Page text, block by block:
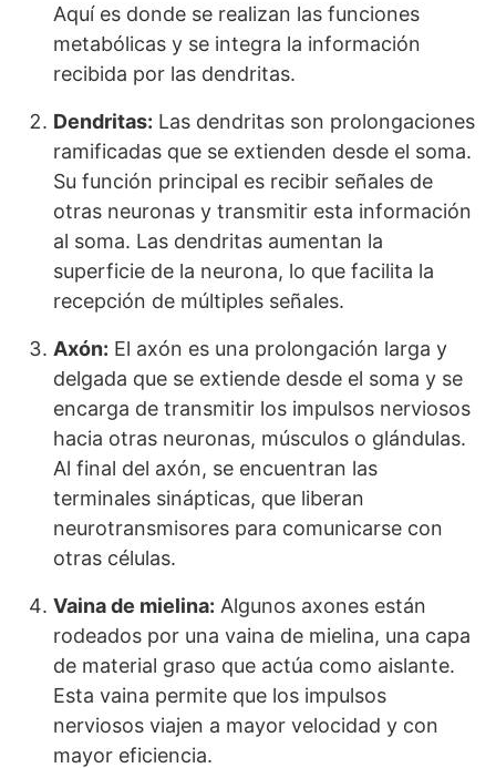
Aquí es donde se realizan las funciones
metabólicas y se integra la información
recibida por las dendritas.
Dendritas: Las dendritas son prolongaciones
ramificadas que se extienden desde el soma.
Su función principal es recibir señales de
otras neuronas y transmitir esta información
al soma. Las dendritas aumentan la
superficie de la neurona, lo que facilita la
recepción de múltiples señales.
Axón: El axón es una prolongación larga y
delgada que se extiende desde el soma y se
encarga de transmitir los impulsos nerviosos
hacia otras neuronas, músculos o glándulas.
Al final del axón, se encuentran las
terminales sinápticas, que liberan
neurotransmisores para comunicarse con
otras células.
Vaina de mielina: Algunos axones están
rodeados por una vaina de mielina, una capa
de material graso que actúa como aislante.
Esta vaina permite que los impulsos
nerviosos viajen a mayor velocidad y con
mayor eficiencia.